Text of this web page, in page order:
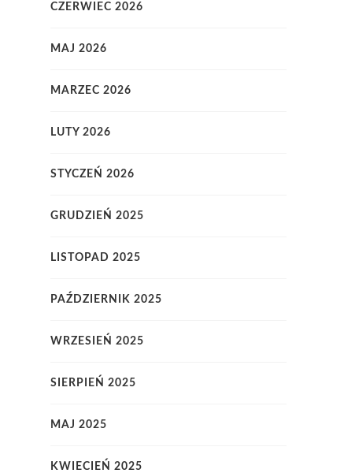
CZERWIEC 2026
MAJ 2026
MARZEC 2026
LUTY 2026
STYCZEŃ 2026
GRUDZIEŃ 2025
LISTOPAD 2025
PAŹDZIERNIK 2025
WRZESIEŃ 2025
SIERPIEŃ 2025
MAJ 2025
KWIECIEŃ 2025